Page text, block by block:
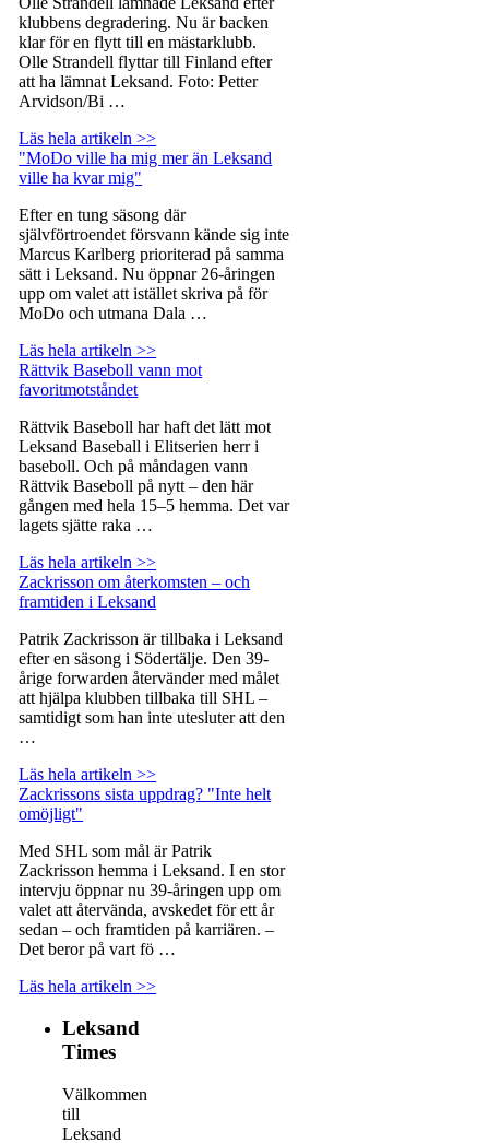
klubbens degradering. Nu är backen
klar för en flytt till en mästarklubb.
Olle Strandell flyttar till Finland efter
att ha lämnat Leksand. Foto: Petter
Arvidson/Bi …
Läs hela artikeln >>
"MoDo ville ha mig mer än Leksand
ville ha kvar mig"
Efter en tung säsong där
självförtroendet försvann kände sig inte
Marcus Karlberg prioriterad på samma
sätt i Leksand. Nu öppnar 26-åringen
upp om valet att istället skriva på för
MoDo och utmana Dala …
Läs hela artikeln >>
Rättvik Baseboll vann mot
favoritmotståndet
Rättvik Baseboll har haft det lätt mot
Leksand Baseball i Elitserien herr i
baseboll. Och på måndagen vann
Rättvik Baseboll på nytt – den här
gången med hela 15–5 hemma. Det var
lagets sjätte raka …
Läs hela artikeln >>
Zackrisson om återkomsten – och
framtiden i Leksand
Patrik Zackrisson är tillbaka i Leksand
efter en säsong i Södertälje. Den 39-
årige forwarden återvänder med målet
att hjälpa klubben tillbaka till SHL –
samtidigt som han inte utesluter att den
…
Läs hela artikeln >>
Zackrissons sista uppdrag? "Inte helt
omöjligt"
Med SHL som mål är Patrik
Zackrisson hemma i Leksand. I en stor
intervju öppnar nu 39-åringen upp om
valet att återvända, avskedet för ett år
sedan – och framtiden på karriären. –
Det beror på vart fö …
Läs hela artikeln >>
Leksand
Times
Välkommen
till
Leksand